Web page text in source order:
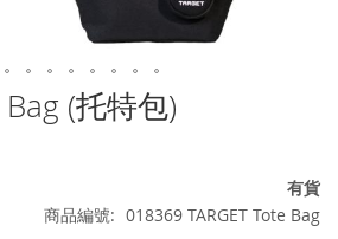
Bag (托特包)
有貨
商品編號
018369 TARGET Tote Bag